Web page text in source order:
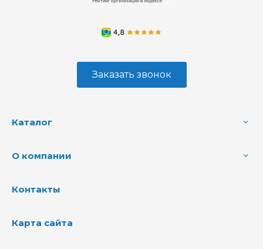
Заказать звонок
Каталог
О компании
Контакты
Карта сайта